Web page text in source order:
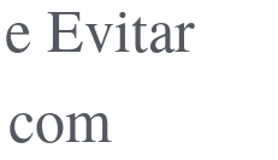
Evitar